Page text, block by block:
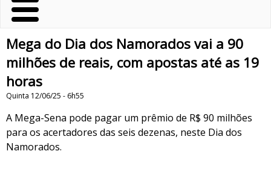
Mega do Dia dos Namorados vai a 90
milhões de reais, com apostas até as 19
horas
Quinta 12/06/25 - 6h55
A Mega-Sena pode pagar um prêmio de R$ 90 milhões
para os acertadores das seis dezenas, neste Dia dos
Namorados.